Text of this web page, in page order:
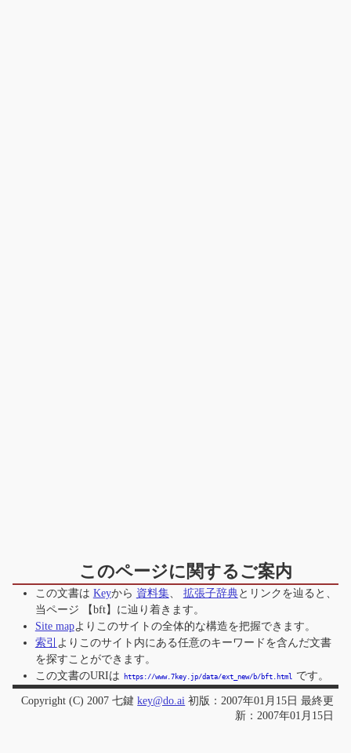
このページに関するご案内
この文書は Keyから 資料集、 拡張子辞典とリンクを辿ると、
当ページ
【bft】 に辿り着きます。
Site mapよりこのサイトの全体的な構造を把握できます。
索引 よりこのサイト内にある任意のキーワードを含んだ文書
を探すことができます。
この文書のURIは
https://www.7key.jp/data/ext_new/b/bft.html です。
Copyright (C) 2007 七鍵key@do.ai 初版：2007年01月15日 最終更
新：2007年01月15日